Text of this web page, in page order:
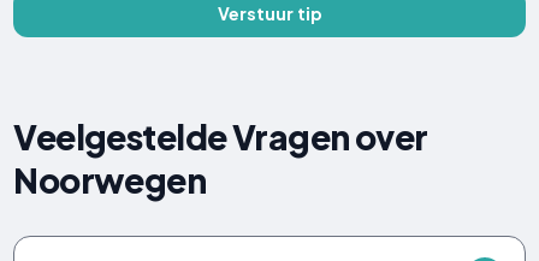
Verstuur tip
Veelgestelde Vragen over
Noorwegen